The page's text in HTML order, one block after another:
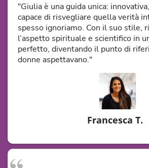
"Giulia è una guida unica:
capace di risvegliare quella verità
spesso ignoriamo. Con il suo stile,
l’aspetto spirituale e scientifico in
perfetto, diventando il punto di
donne aspettavano."
Francesca T.